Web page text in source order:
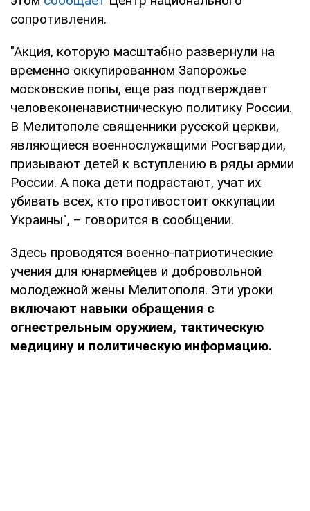
сопротивления.
"Акция, которую масштабно развернули на
временно оккупированном Запорожье
московские попы, еще раз подтверждает
человеконенавистническую политику России.
В Мелитополе священники русской церкви,
являющиеся военнослужащими Росгвардии,
призывают детей к вступлению в ряды армии
России. А пока дети подрастают, учат их
убивать всех, кто противостоит оккупации
Украины", – говорится в сообщении.
Здесь проводятся военно-патриотические
учения для юнармейцев и добровольной
молодежной жены Мелитополя. Эти уроки
включают навыки обращения с
огнестрельным оружием, тактическую
медицину и политическую информацию.